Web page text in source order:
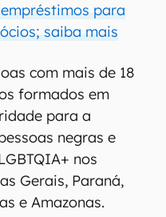
para
saiba mais
com mais de 18
formados em
para a
negras e
nos
Gerais, Paraná,
e Amazonas.